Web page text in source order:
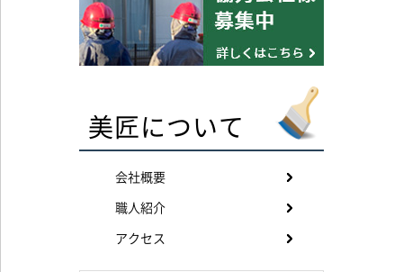
美匠について
会社概要
職人紹介
アクセス